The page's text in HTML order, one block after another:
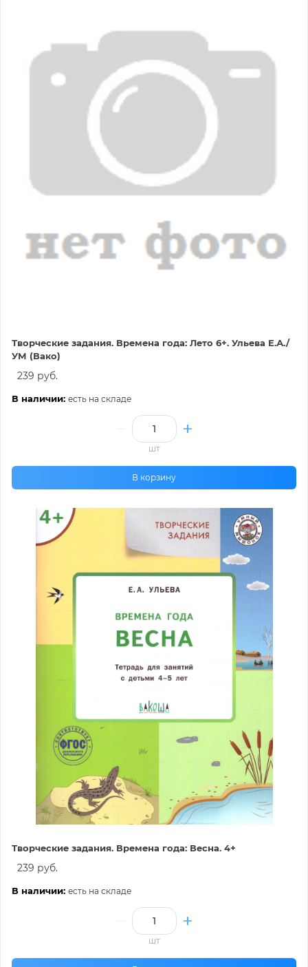
Творческие задания. Времена года: Лето 6+. Ульева Е.А./
УМ (Вако)
239 руб.
В наличии: есть на складе
шт
В корзину
Творческие задания. Времена года: Весна. 4+
239 руб.
В наличии: есть на складе
шт